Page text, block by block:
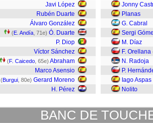
Javi López
Rubén Duarte
Álvaro González
(E. Andía , 71e) Ó. Duarte
P. Diop
Víctor Sánchez
(F. Caicedo , 65e) Abraham
Marco Asensio
(Burgui , 80e) Gerard Moreno
H. Pérez
Jonny
Planas
G. Cabral
Sergi
M. Díaz
F. Orellana
N. Radoja
P.
Iago Aspas
Nolito
BANC DE